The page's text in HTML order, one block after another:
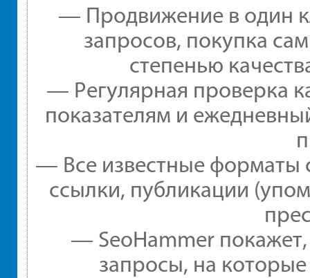
— Продвижение в один
запросов, покупка
степенью
— Регулярная проверка
показателям и
— Все известные форматы
ссылки, публикации
— SeoHammer покажет,
запросы, на